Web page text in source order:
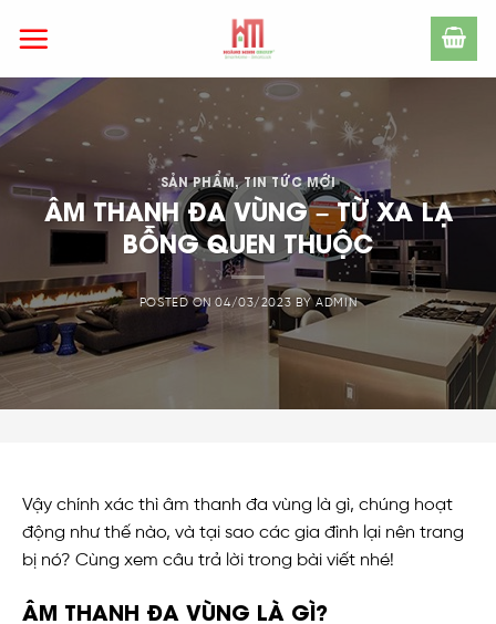
SẢN PHẨM,TIN TỨC MỚI
ÂM THANH ĐA VÙNG – TỪ XA LẠ
BỖNG QUEN THUỘC
POSTED ON04/03/2023 BYADMIN
Vậy chính xác thì âm thanh đa vùng là gì, chúng hoạt
động như thế nào, và tại sao các gia đình lại nên trang
bị nó? Cùng xem câu trả lời trong bài viết nhé!
ÂM THANH ĐA VÙNG LÀ GÌ?